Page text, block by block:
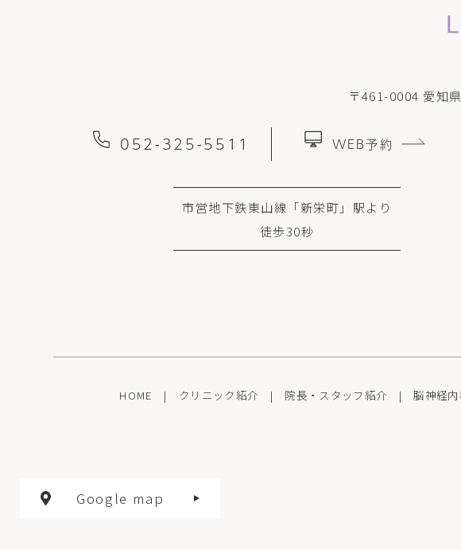
〒461-0004 愛知
052-325-5511 WEB予約
市営地下鉄東山線「新栄町」駅より
徒歩30秒
HOME | クリニック紹介 | 院長・スタッフ紹介 |脳神経
Google map